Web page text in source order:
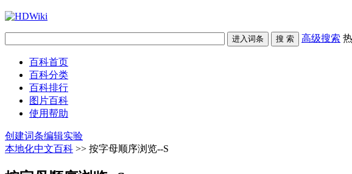
高级搜索
百科首页
百科分类
百科排行
图片百科
使用帮助
创建词条编辑实验
本地化中文百科 >> 按字母顺序浏览--S